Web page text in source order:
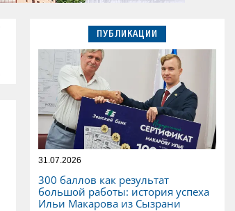
ПУБЛИКАЦИИ
31.07.2026
300 баллов как результат
большой работы: история успеха
Ильи Макарова из Сызрани